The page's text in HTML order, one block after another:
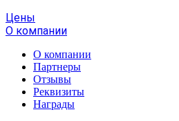
Цены
О компании
О компании
Партнеры
Отзывы
Реквизиты
Награды